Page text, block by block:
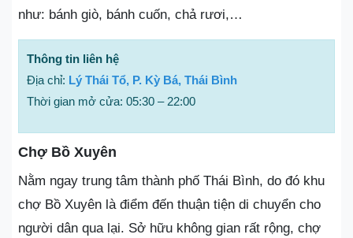
như: bánh giò, bánh cuốn, chả rươi,…
Thông tin liên hệ
Địa chỉ: Lý Thái Tổ, P. Kỳ Bá, Thái Bình
Thời gian mở cửa: 05:30 – 22:00
Chợ Bồ Xuyên
Nằm ngay trung tâm thành phố Thái Bình, do đó khu
chợ Bồ Xuyên là điểm đến thuận tiện di chuyển cho
người dân qua lại. Sở hữu không gian rất rộng, chợ